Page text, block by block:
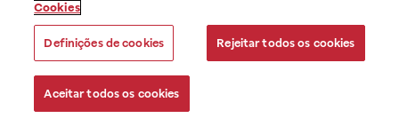
Cookies
Definições de cookies Rejeitar todos os cookies
Aceitar todos os cookies